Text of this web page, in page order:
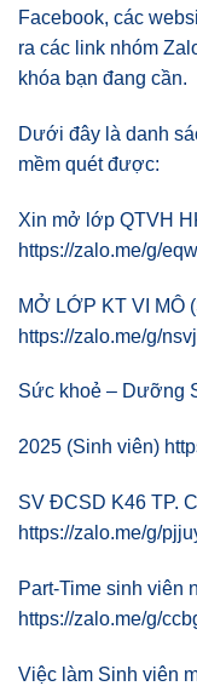
Facebook, các
ra các link nhóm
khóa bạn đang cần.
Dưới đây là danh
mềm quét được:
Xin mở lớp QTVH
https://zalo.me/g/
MỞ LỚP KT VI MÔ
https://zalo.me/g/
Sức khoẻ – Dưỡng
2025 (Sinh viên)
SV ĐCSD K46 TP.
https://zalo.me/g/
Part-Time sinh viên
https://zalo.me/g/
Việc làm Sinh viên